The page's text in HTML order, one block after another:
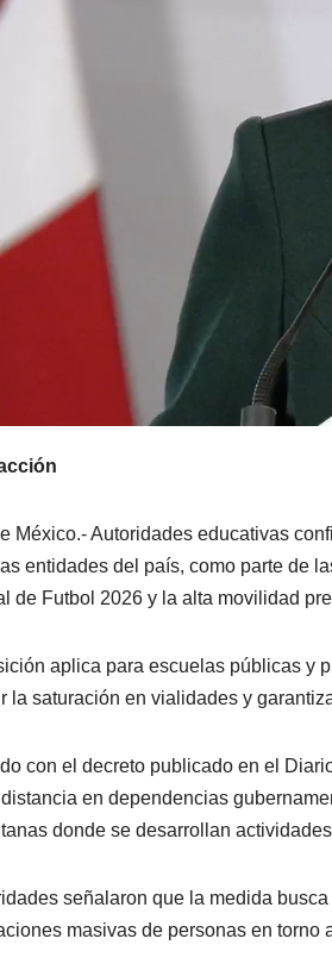
México.- Autoridades educativas
entidades del país, como parte de
de Futbol 2026 y la alta movilidad
aplica para escuelas públicas y
la saturación en vialidades y
con el decreto publicado en el
en dependencias
donde se desarrollan
señalaron que la medida
masivas de personas en torno